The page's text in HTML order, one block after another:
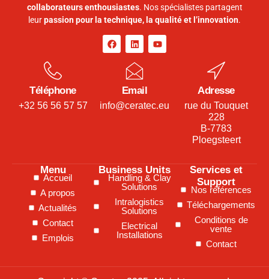
collaborateurs enthousiastes. Nos spécialistes partagent
leurpassion pour la technique, la qualité et l’innovation.
Téléphone
+32 56 56 57 57
Email
info@ceratec.eu
Adresse
rue du Touquet
228
B-7783
Ploegsteert
Menu
Accueil
A propos
Actualités
Contact
Emplois
Business Units
Handling & Clay
Solutions
Intralogistics
Solutions
Electrical
Installations
Services et
Support
Nos références
Téléchargements
Conditions de
vente
Contact